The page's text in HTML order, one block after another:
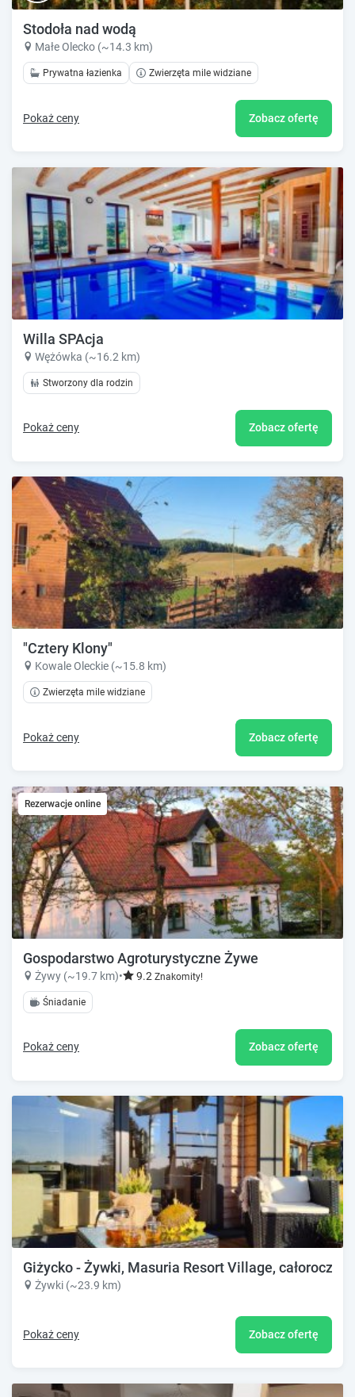
Stodoła nad wodą
Małe Olecko (~14.3 km)
Prywatna łazienka Zwierzęta mile widziane
Pokaż ceny Zobacz ofertę
Willa SPAcja
Wężówka (~16.2 km)
Stworzony dla rodzin
Pokaż ceny Zobacz ofertę
"Cztery Klony"
Kowale Oleckie (~15.8 km)
Zwierzęta mile widziane
Pokaż ceny Zobacz ofertę
Rezerwacje online
Gospodarstwo Agroturystyczne Żywe
Żywy (~19.7 km)• 9.2 Znakomity!
Śniadanie
Pokaż ceny Zobacz ofertę
Giżycko - Żywki, Masuria Resort Village,
Żywki (~23.9 km)
Pokaż ceny Zobacz ofertę